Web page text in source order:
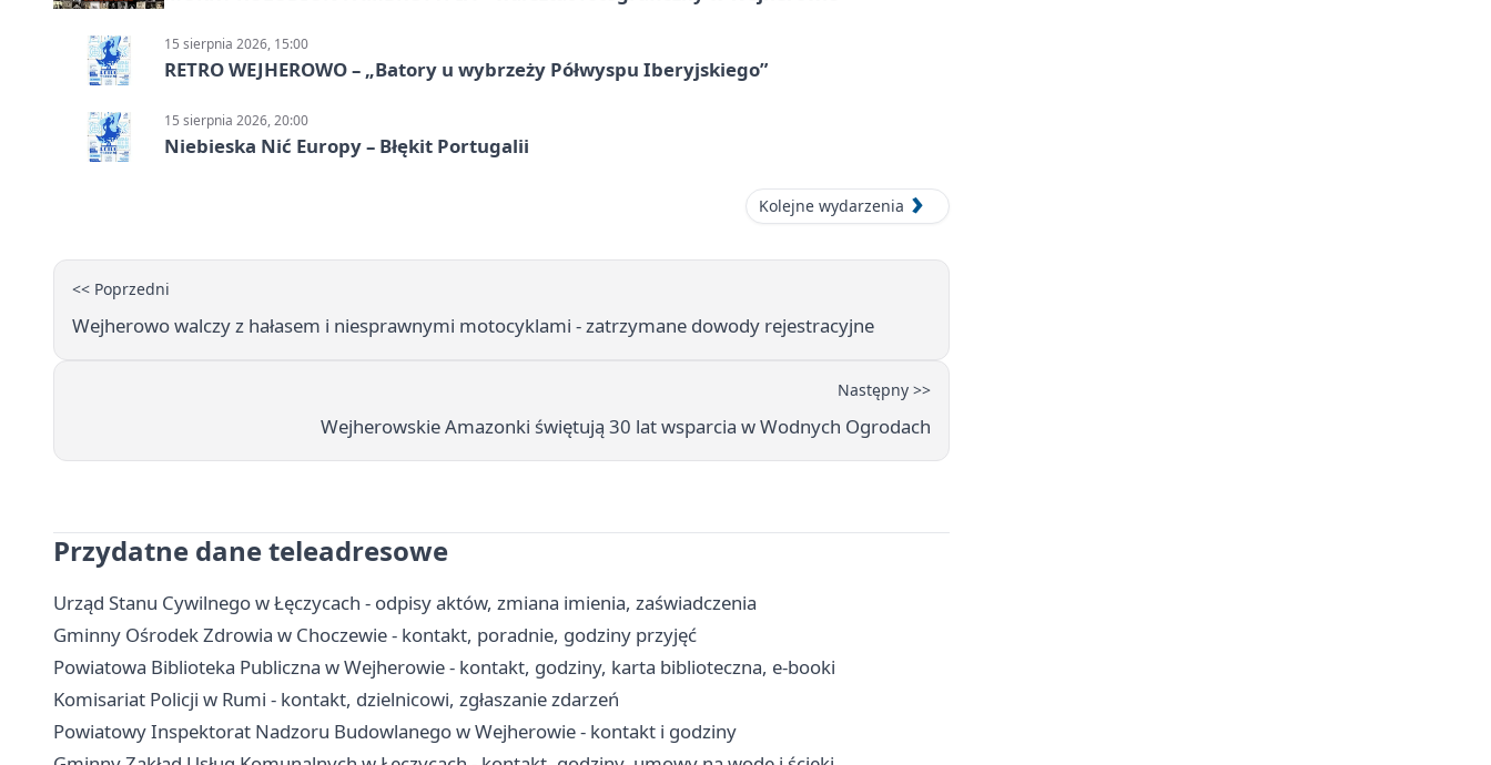
15 sierpnia 2026, 15:00
RETRO WEJHEROWO – „Batory u wybrzeży Półwyspu Iberyjskiego”
15 sierpnia 2026, 20:00
Niebieska Nić Europy – Błękit Portugalii
Kolejne wydarzenia
<< Poprzedni
Wejherowo walczy z hałasem i niesprawnymi motocyklami - zatrzymane dowody rejestracyjne
Następny >>
Wejherowskie Amazonki świętują 30 lat wsparcia w Wodnych Ogrodach
Przydatne dane teleadresowe
Urząd Stanu Cywilnego w Łęczycach - odpisy aktów, zmiana imienia, zaświadczenia
Gminny Ośrodek Zdrowia w Choczewie - kontakt, poradnie, godziny przyjęć
Powiatowa Biblioteka Publiczna w Wejherowie - kontakt, godziny, karta biblioteczna, e-booki
Komisariat Policji w Rumi - kontakt, dzielnicowi, zgłaszanie zdarzeń
Powiatowy Inspektorat Nadzoru Budowlanego w Wejherowie - kontakt i godziny